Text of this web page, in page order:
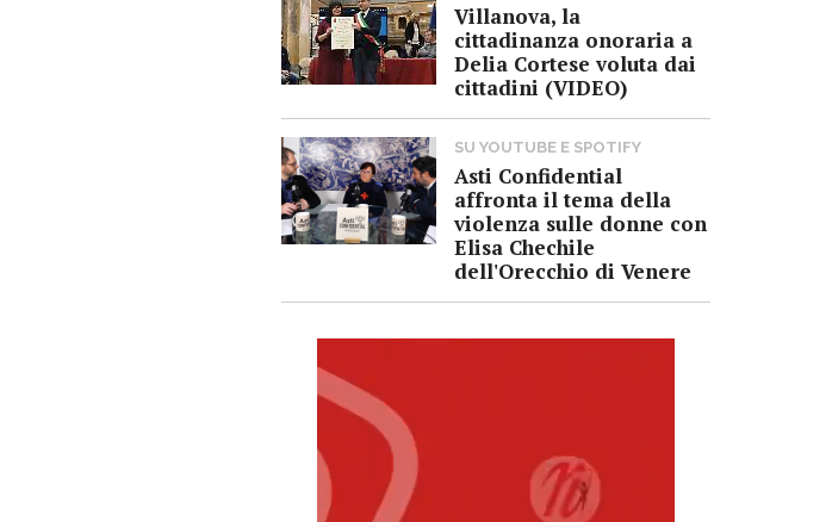
Villanova, la
cittadinanza onoraria a
Delia Cortese voluta dai
cittadini (VIDEO)
SU YOUTUBE E SPOTIFY
Asti Confidential
affronta il tema della
violenza sulle donne con
Elisa Chechile
dell'Orecchio di Venere